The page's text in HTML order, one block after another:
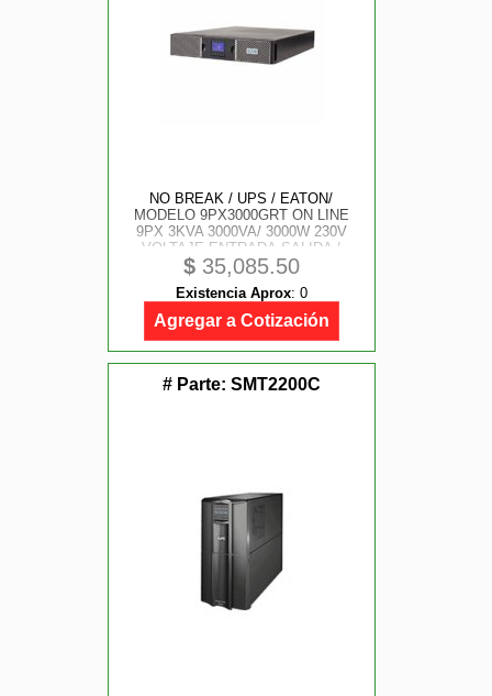
NO BREAK / UPS / EATON/
MODELO 9PX3000GRT ON LINE
9PX 3KVA 3000VA/ 3000W 230V
VOLTAJE ENTRADA-SALIDA /
ENTRADA 1 NEMA L6-20P 1 NEMA
C20 / SALIDA 8 NEMA C13, 2 NEMA
C19
$ 35,085.50
Existencia Aprox: 0
Agregar a Cotización
# Parte: SMT2200C